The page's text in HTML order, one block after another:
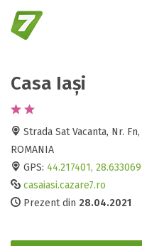
Casa Iași
Strada Sat Vacanta, Nr.
ROMANIA
GPS: 44.217401, 28.633069
casaiasi.cazare7.ro
Prezent din 28.04.2021